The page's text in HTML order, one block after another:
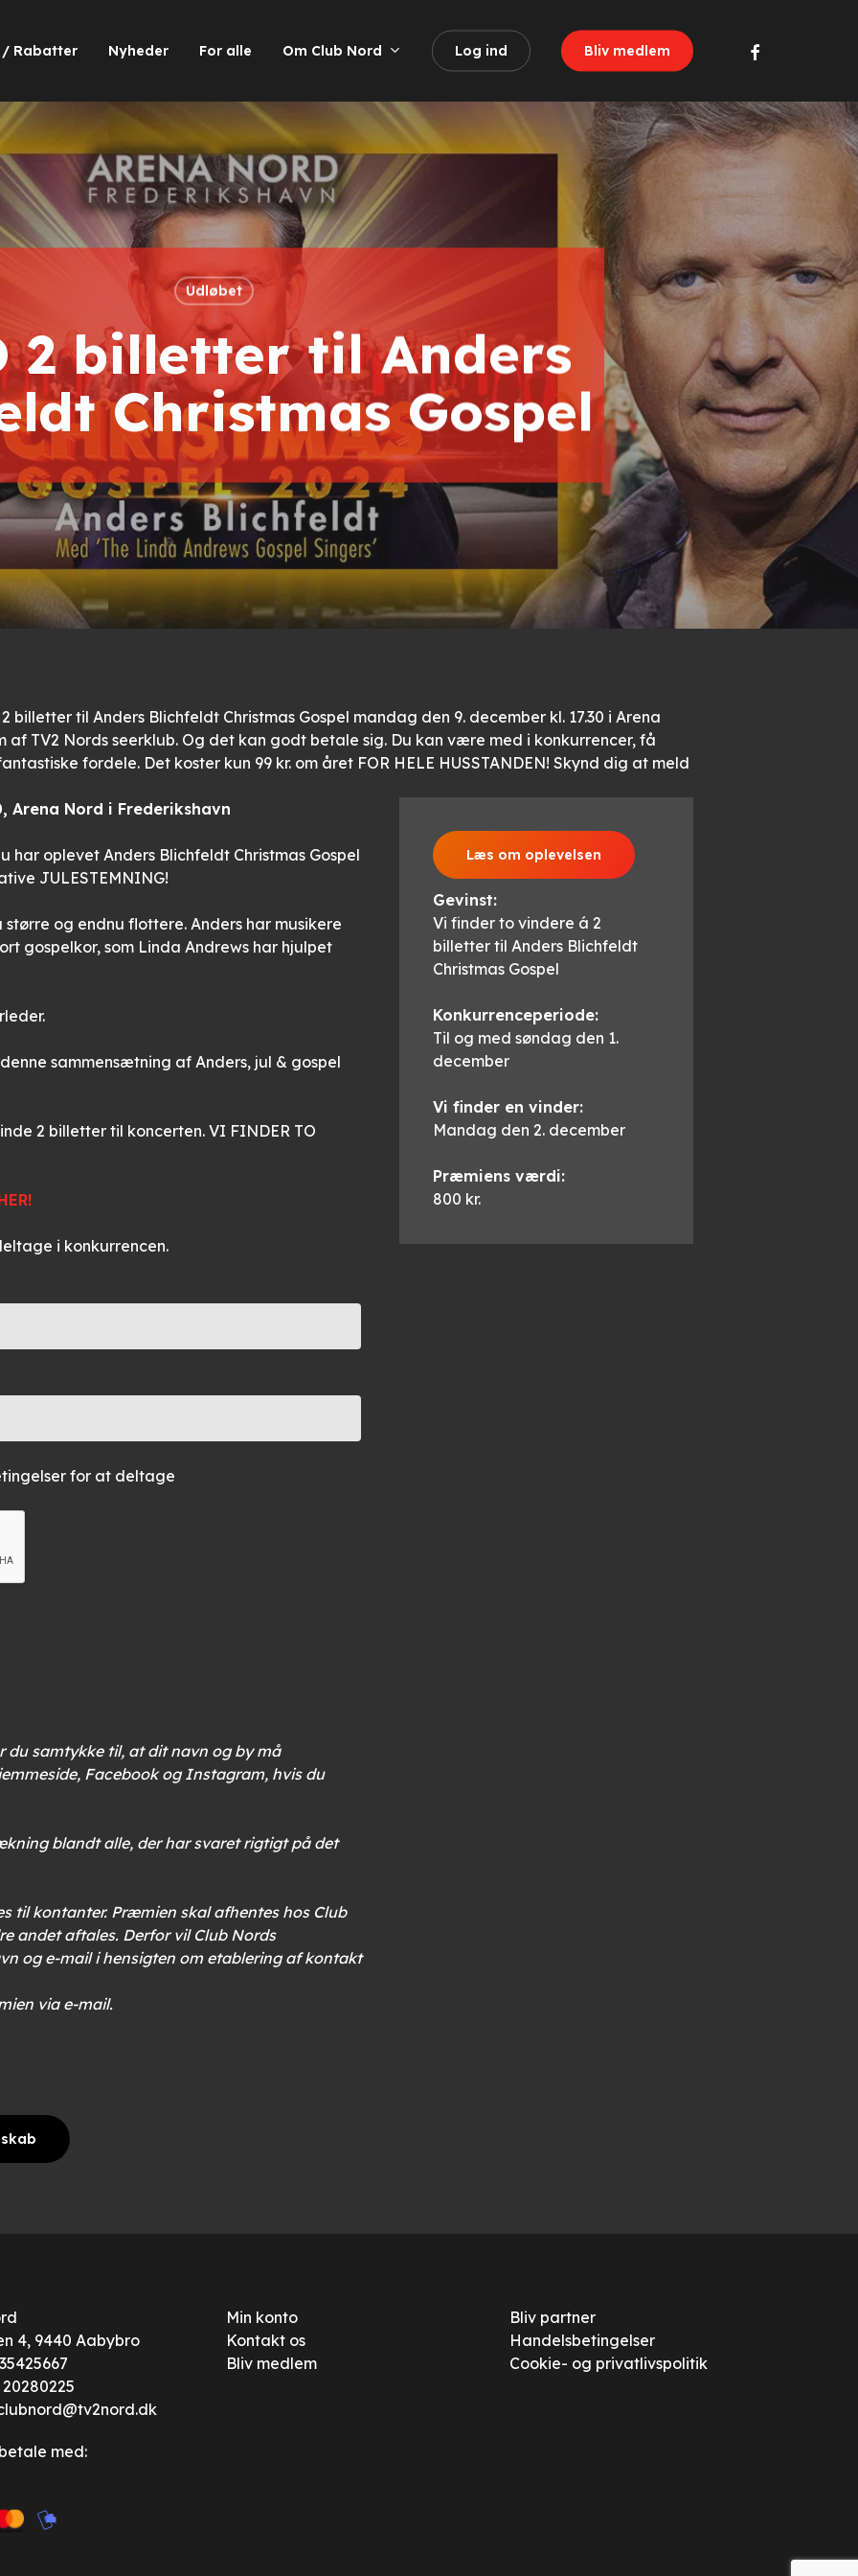
/ Rabatter Nyheder For alle Om Club Nord Log ind Bliv medlem facebook
Udløbet
2 billetter til Anders
Christmas Gospel
billetter til Anders Blichfeldt Christmas Gospel mandag den 9. december kl. 17.30 i Arena
af TV2 Nords seerklub. Og det kan godt betale sig. Du kan være med i konkurrencer, få
fordele. Det koster kun 99 kr. om året FOR HELE HUSSTANDEN! Skynd dig at meld
Arena Nord i Frederikshavn
har oplevet Anders Blichfeldt Christmas Gospel
JULESTEMNING!
og endnu flottere. Anders har musikere
gospelkor, som Linda Andrews har hjulpet
sammensætning af Anders, jul & gospel
2 billetter til koncerten. VI FINDER TO
i konkurrencen.
for at deltage
Læs om oplevelsen
Gevinst:
Vi finder to vindere á 2
billetter til Anders Blichfeldt
Christmas Gospel
Konkurrenceperiode:
Til og med søndag den 1.
december
Vi finder en vinder:
Mandag den 2. december
Præmiens værdi:
800 kr.
du samtykke til, at dit navn og by må
Facebook og Instagram, hvis du
blandt alle, der har svaret rigtigt på det
til kontanter. Præmien skal afhentes hos Club
andet aftales. Derfor vil Club Nords
og e-mail i hensigten om etablering af kontakt
via e-mail.
4, 9440 Aabybro
20280225
med:
Min konto
Kontakt os
Bliv medlem
Bliv partner
Handelsbetingelser
Cookie- og privatlivspolitik